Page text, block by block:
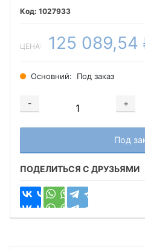
1027933
ЦЕНА: 125 089,54
Основний: Под заказ
-
+
Под
ПОДЕЛИТЬСЯ С ДРУЗЬЯМИ